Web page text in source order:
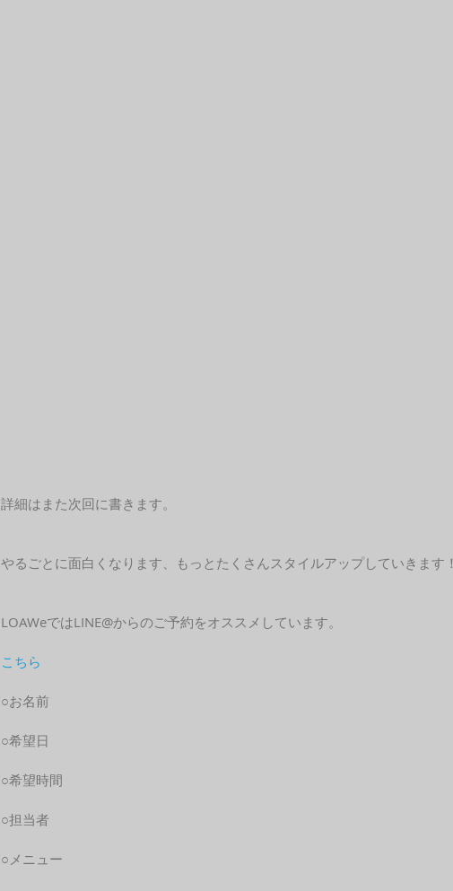
詳細はまた次回に書きます。
やるごとに面白くなります、もっとたくさんスタイルアップしていきます！
LOAWeではLINE@からのご予約をオススメしています。
こちら
○お名前
○希望日
○希望時間
○担当者
○メニュー